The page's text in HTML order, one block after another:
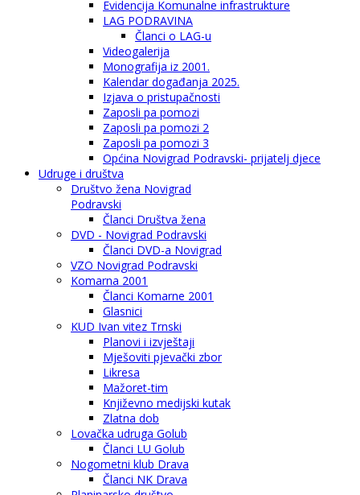
Evidencija Komunalne infrastrukture
LAG PODRAVINA
Članci o LAG-u
Videogalerija
Monografija iz 2001.
Kalendar događanja 2025.
Izjava o pristupačnosti
Zaposli pa pomozi
Zaposli pa pomozi 2
Zaposli pa pomozi 3
Općina Novigrad Podravski- prijatelj djece
Udruge i društva
Društvo žena Novigrad
Podravski
Članci Društva žena
DVD - Novigrad Podravski
Članci DVD-a Novigrad
VZO Novigrad Podravski
Komarna 2001
Članci Komarne 2001
Glasnici
KUD Ivan vitez Trnski
Planovi i izvještaji
Mješoviti pjevački zbor
Likresa
Mažoret-tim
Književno medijski kutak
Zlatna dob
Lovačka udruga Golub
Članci LU Golub
Nogometni klub Drava
Članci NK Drava